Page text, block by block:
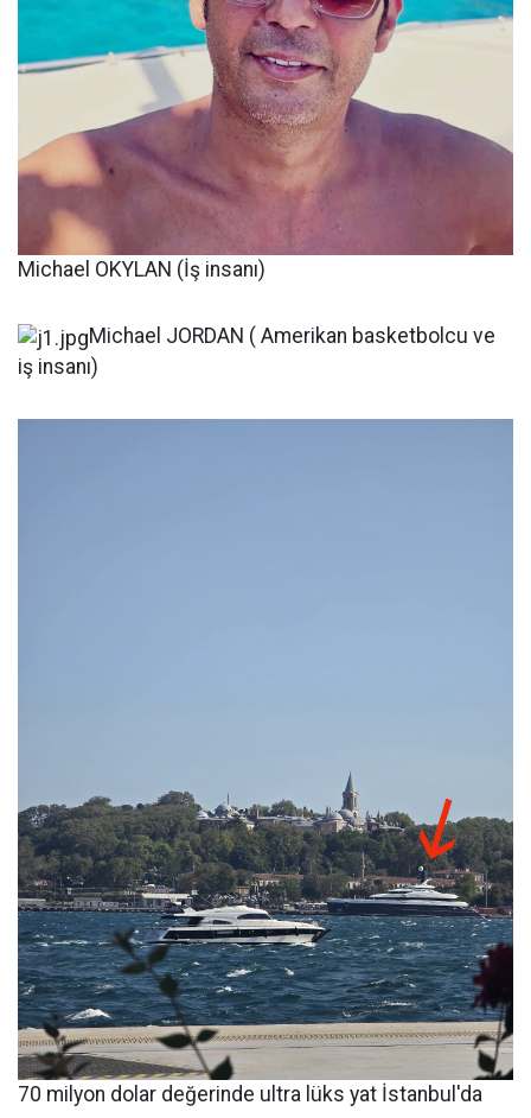
Michael OKYLAN (İş insanı)
Michael JORDAN ( Amerikan basketbolcu ve
iş insanı)
70 milyon dolar değerinde ultra lüks yat İstanbul'da